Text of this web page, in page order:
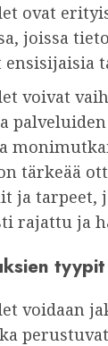
ovat
joissa
ensisijaisia
voivat
tärkeää
ja tarpeet,
rajattu ja
voidaan